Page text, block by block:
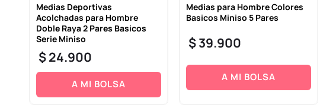
Medias Deportivas
Acolchadas para Hombre
Doble Raya 2 Pares Basicos
Serie Miniso
$24.900
A MI BOLSA
Medias para Hombre Colores
Basicos Miniso 5 Pares
$39.900
A MI BOLSA